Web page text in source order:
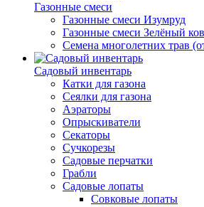
Газонные смеси
Газонные смеси Изумруд
Газонные смеси Зелёный
Семена многолетних трав
Садовый инвентарь
Катки для газона
Сеялки для газона
Аэраторы
Опрыскиватели
Секаторы
Сучкорезы
Садовые перчатки
Грабли
Садовые лопаты
Совковые лопаты